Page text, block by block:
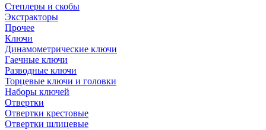
Степлеры и скобы
Экстракторы
Прочее
Ключи
Динамометрические ключи
Гаечные ключи
Разводные ключи
Торцевые ключи и головки
Наборы ключей
Отвертки
Отвертки крестовые
Отвертки шлицевые